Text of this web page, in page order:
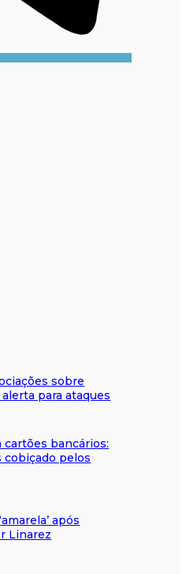
sobre
para ataques
cartões bancários:
cobiçado pelos
após
Linarez